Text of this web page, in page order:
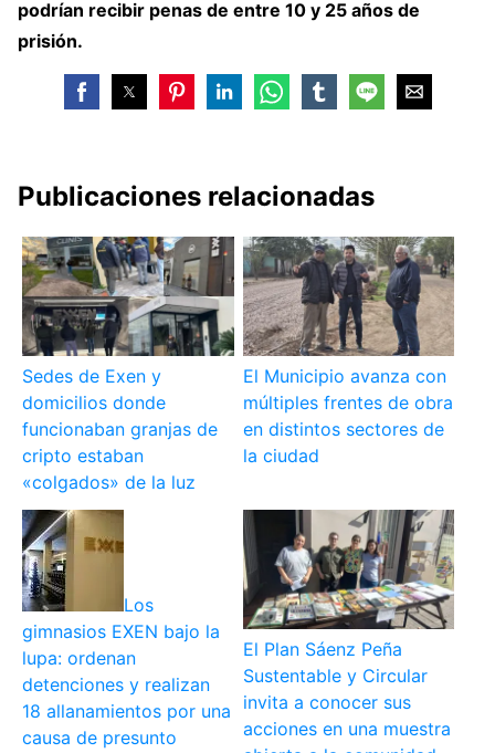
podrían recibir penas de entre 10 y 25 años de
prisión.
Publicaciones relacionadas
Sedes de Exen y
domicilios donde
funcionaban granjas de
cripto estaban
«colgados» de la luz
El Municipio avanza con
múltiples frentes de obra
en distintos sectores de
la ciudad
Los
gimnasios EXEN bajo la
lupa: ordenan
detenciones y realizan
18 allanamientos por una
causa de presunto
El Plan Sáenz Peña
Sustentable y Circular
invita a conocer sus
acciones en una muestra